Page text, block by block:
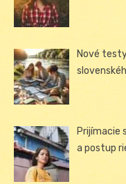
Nové
Prijímacie
a postup